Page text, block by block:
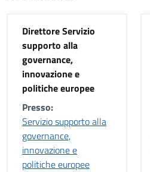
Direttore Servizio
supporto alla
governance,
innovazione e
politiche europee
Presso:
Servizio supporto alla
governance,
innovazione e
politiche europee